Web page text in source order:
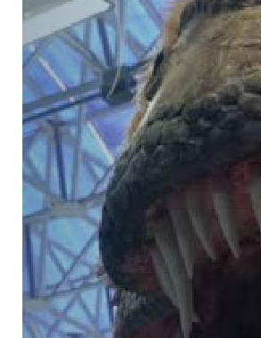
Objetivo del Área La misión
Museo de Ciencias es